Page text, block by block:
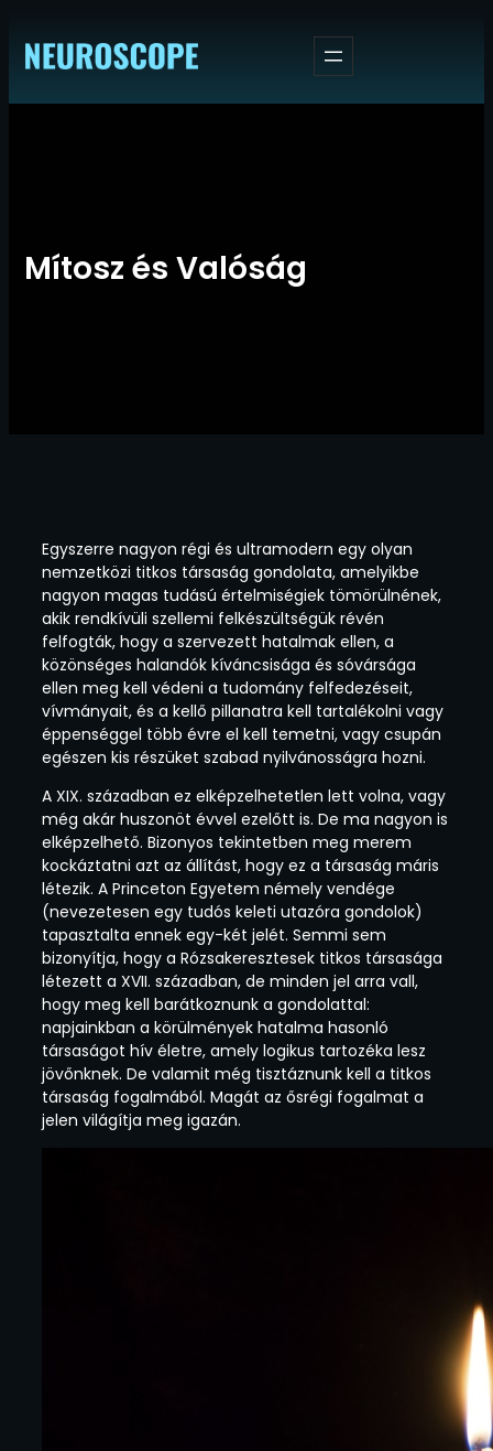
tartalomhoz
Mítosz és Valóság
Egyszerre nagyon régi és ultramodern egy olyan
nemzetközi titkos társaság gondolata, amelyikbe
nagyon magas tudású értelmiségiek tömörülnének,
akik rendkívüli szellemi felkészültségük révén
felfogták, hogy a szervezett hatalmak ellen, a
közönséges halandók kíváncsisága és sóvársága
ellen meg kell védeni a tudomány felfedezéseit,
vívmányait, és a kellő pillanatra kell tartalékolni vagy
éppenséggel több évre el kell temetni, vagy csupán
egészen kis részüket szabad nyilvánosságra hozni.
A XIX. században ez elképzelhetetlen lett volna, vagy
még akár huszonöt évvel ezelőtt is. De ma nagyon is
elképzelhető. Bizonyos tekintetben meg merem
kockáztatni azt az állítást, hogy ez a társaság máris
létezik. A Princeton Egyetem némely vendége
(nevezetesen egy tudós keleti utazóra gondolok)
tapasztalta ennek egy-két jelét. Semmi sem
bizonyítja, hogy a Rózsakeresztesek titkos társasága
létezett a XVII. században, de minden jel arra vall,
hogy meg kell barátkoznunk a gondolattal:
napjainkban a körülmények hatalma hasonló
társaságot hív életre, amely logikus tartozéka lesz
jövőnknek. De valamit még tisztáznunk kell a titkos
társaság fogalmából. Magát az ősrégi fogalmat a
jelen világítja meg igazán.